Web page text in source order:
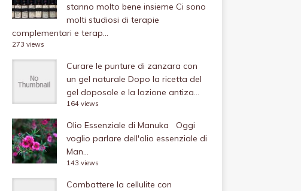
stanno molto bene insieme Ci sono
molti studiosi di terapie
complementari e terap...
273 views
Curare le punture di zanzara con
un gel naturale Dopo la ricetta del
gel doposole e la lozione antiza...
164 views
Olio Essenziale di Manuka
Oggi
voglio parlare dell'olio essenziale di
Man...
143 views
Combattere la cellulite con